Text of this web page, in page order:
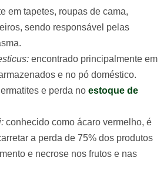
em tapetes, roupas de cama,
sendo responsável pelas
encontrado principalmente em
e no pó doméstico.
e perda no estoque de
conhecido como ácaro vermelho, é
a perda de 75% dos produtos
e necrose nos frutos e nas